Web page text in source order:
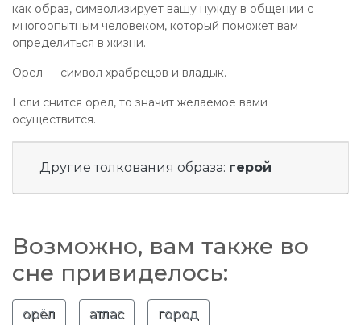
как образ, символизирует вашу нужду в общении с
многоопытным человеком, который поможет вам
определиться в жизни.
Орел — символ храбрецов и владык.
Если снится орел, то значит желаемое вами
осуществится.
Другие толкования образа: герой
Возможно, вам также во
сне привиделось:
орёл атлас город